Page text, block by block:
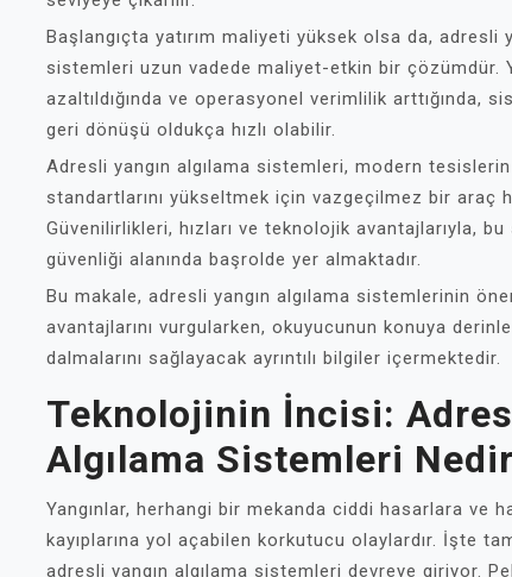
Başlangıçta yatırım maliyeti yüksek olsa da, adresli
sistemleri uzun vadede maliyet-etkin bir çözümdür.
azaltıldığında ve operasyonel verimlilik arttığında,
geri dönüşü oldukça hızlı olabilir.
Adresli yangın algılama sistemleri, modern tesislerin
standartlarını yükseltmek için vazgeçilmez bir araç
Güvenilirlikleri, hızları ve teknolojik avantajlarıyla, bu
güvenliği alanında başrolde yer almaktadır.
Bu makale, adresli yangın algılama sistemlerinin
avantajlarını vurgularken, okuyucunun konuya
dalmalarını sağlayacak ayrıntılı bilgiler içermektedir.
Teknolojinin İncisi:
Algılama Sistemleri
Yangınlar, herhangi bir mekanda ciddi hasarlara ve
kayıplarına yol açabilen korkutucu olaylardır. İşte
adresli yangın algılama sistemleri devreye giriyor.